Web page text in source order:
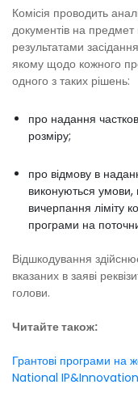
Комісія проводить
документів на предмет
результатами
якому щодо кожного
одного з таких рішень:
про надання
розміру;
про відмову в
виконуються умови,
вичерпання ліміту
програми на
Відшкодування
вказаних в заяві
голови.
Читайте також:
Грантові програми на
National